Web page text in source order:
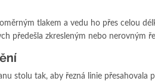
tlakem a vedu ho přes celou
předešla zkresleným nebo nerovným
stolu tak, aby řezná linie přesahovala